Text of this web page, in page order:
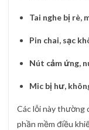
Tai nghe bị rè,
Pin chai, sạc
Nút cảm ứng,
Mic bị hư,
Các lỗi này thường
phần mềm điều